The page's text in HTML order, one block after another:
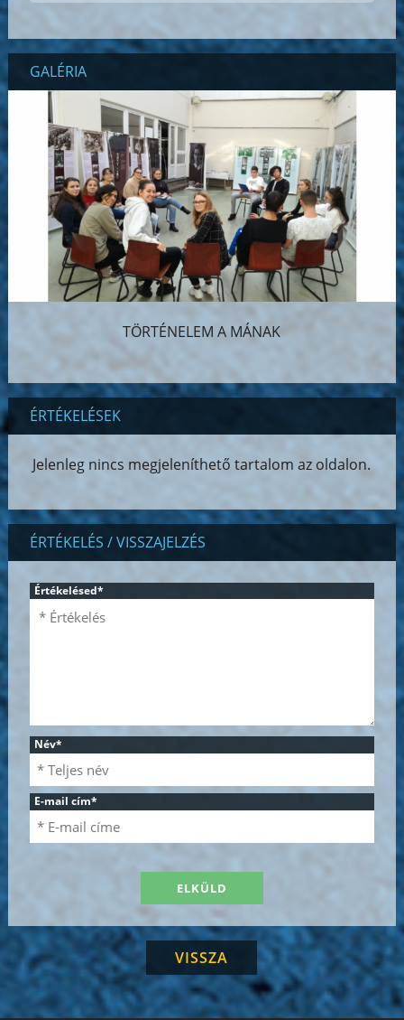
GALÉRIA
TÖRTÉNELEM A MÁNAK
ÉRTÉKELÉSEK
Jelenleg nincs megjeleníthető tartalom az oldalon.
ÉRTÉKELÉS / VISSZAJELZÉS
Értékelésed*
Név*
E-mail cím*
VISSZA